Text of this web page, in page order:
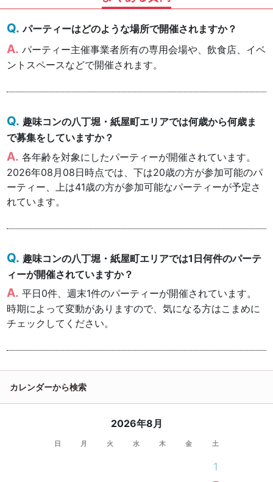
パーティーはどのような場所で開催されますか？
パーティー主催事業者所有の専用会場や、飲食店、イベ
ントスペースなどで開催されます。
趣味コンの八丁堀・紙屋町エリアでは何歳から何歳ま
で募集をしていますか？
各年齢を対象にしたパーティーが開催されています。
2026年08月08日時点では、下は20歳の方が参加可能のパ
ーティー、上は41歳の方が参加可能なパーティーが予定さ
れています。
趣味コンの八丁堀・紙屋町エリアでは1日何件のパーテ
ィーが開催されていますか？
平日0件、週末1件のパーティーが開催されています。
時期によって変動がありますので、気になる方はこまめに
チェックしてください。
カレンダーから検索
2026年8月
日 月 火 水 木 金 土
1